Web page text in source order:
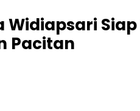
Widiapsari
Pacitan